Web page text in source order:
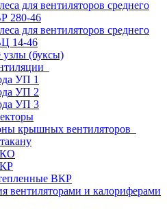
для вентиляторов среднего
280-46
для вентиляторов среднего
14-46
(буксы)
УП 1
УП 2
УП 3
крышных вентиляторов
ВКР
вентиляторами и калориферами